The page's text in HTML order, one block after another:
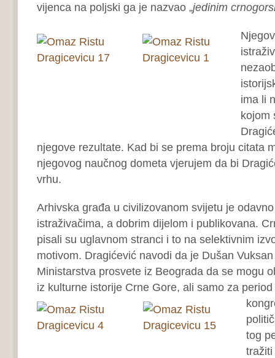
vijenca na poljski ga je nazvao „jedinim
ima li
kojom
njegove rezultate. Kad bi se prema broju citata
njegovog naučnog dometa vjerujem da bi
vrhu.
Arhivska građa u civilizovanom svijetu je
istraživačima, a dobrim dijelom i publikovana.
pisali su uglavnom stranci i to na selektivnim
motivom. Dragićević navodi da je Dušan
Ministarstva prosvete iz Beograda da se mogu
iz kulturne istorije Crne Gore, ali samo za
tog
tražiti